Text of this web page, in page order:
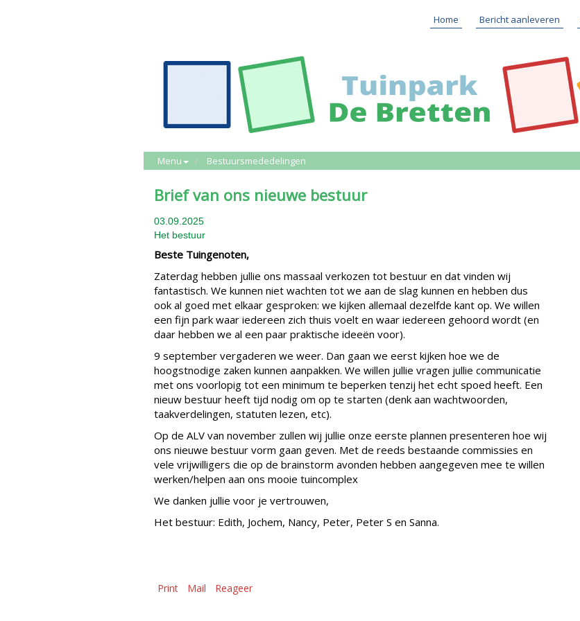
Home Bericht aanleveren
Menu Bestuursmededelingen
Brief van ons nieuwe bestuur
03.09.2025
Het bestuur
Beste Tuingenoten,
Zaterdag hebben jullie ons massaal verkozen tot bestuur en dat vinden wij
fantastisch. We kunnen niet wachten tot we aan de slag kunnen en hebben dus
ook al goed met elkaar gesproken: we kijken allemaal dezelfde kant op. We willen
een fijn park waar iedereen zich thuis voelt en waar iedereen gehoord wordt (en
daar hebben we al een paar praktische ideeën voor).
9 september vergaderen we weer. Dan gaan we eerst kijken hoe we de
hoogstnodige zaken kunnen aanpakken. We willen jullie vragen jullie communicatie
met ons voorlopig tot een minimum te beperken tenzij het echt spoed heeft. Een
nieuw bestuur heeft tijd nodig om op te starten (denk aan wachtwoorden,
taakverdelingen, statuten lezen, etc).
Op de ALV van november zullen wij jullie onze eerste plannen presenteren hoe wij
ons nieuwe bestuur vorm gaan geven. Met de reeds bestaande commissies en
vele vrijwilligers die op de brainstorm avonden hebben aangegeven mee te willen
werken/helpen aan ons mooie tuincomplex
We danken jullie voor je vertrouwen,
Het bestuur: Edith, Jochem, Nancy, Peter, Peter S en Sanna.
Print Mail Reageer